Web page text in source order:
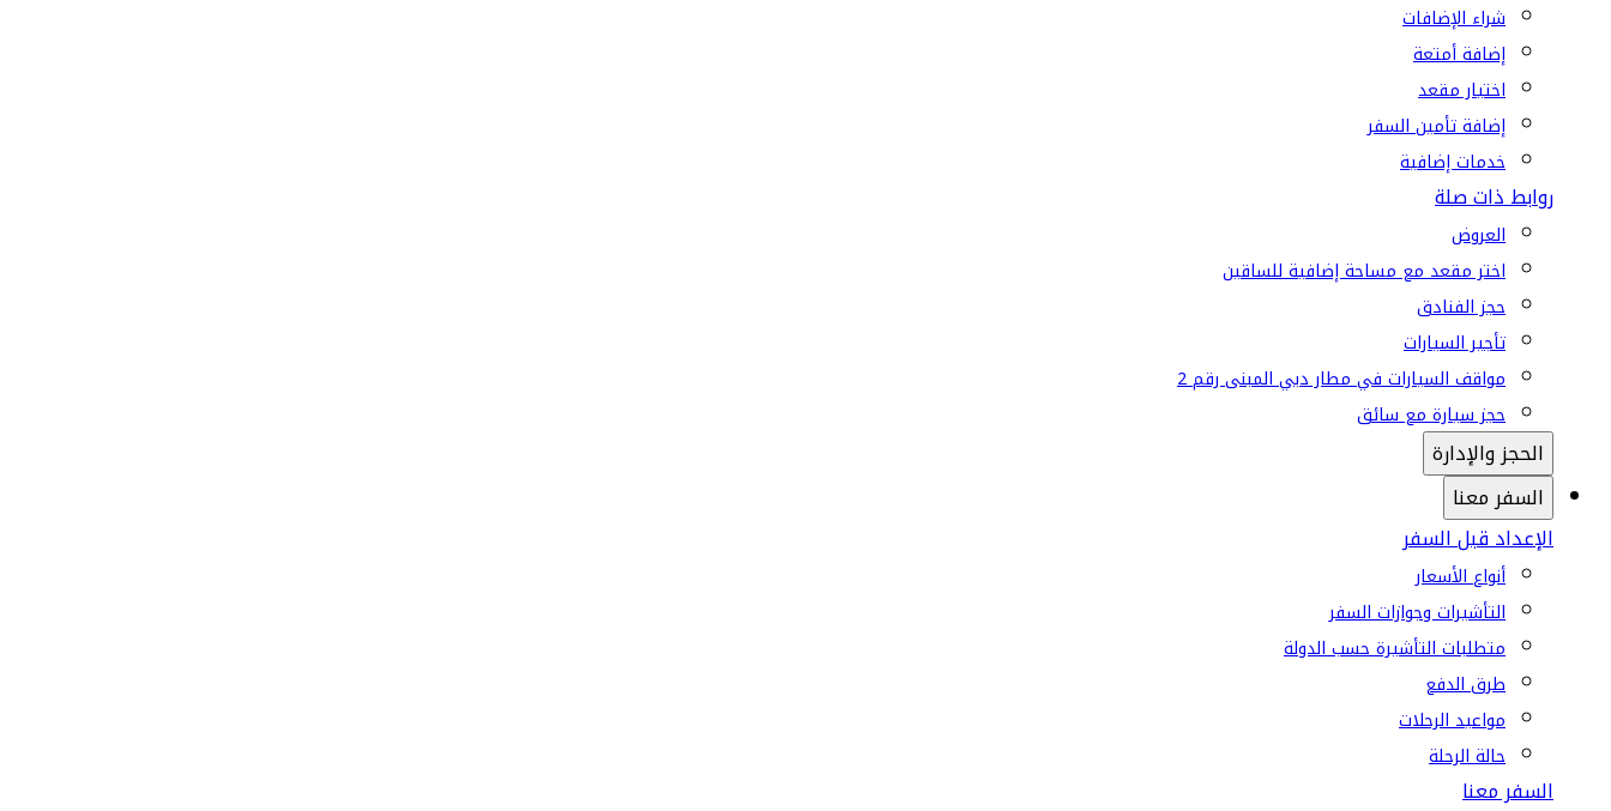
شراء الإضافات
إضافة أمتعة
اختيار مقعد
إضافة تأمين السفر
خدمات إضافية
روابط ذات صلة
العروض
اختر مقعد مع مساحة إضافية للساقين
حجز الفنادق
تأجير السيارات
مواقف السيارات في مطار دبي المبنى رقم 2
حجز سيارة مع سائق
الحجز والإدارة
السفر معنا
الإعداد قبل السفر
أنواع الأسعار
التأشيرات وجوازات السفر
متطلبات التأشيرة حسب الدولة
طرق الدفع
مواعيد الرحلات
حالة الرحلة
السفر معنا